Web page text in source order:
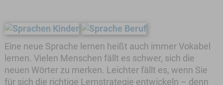
Eine neue Sprache lernen heißt auch immer Vokabel
lernen. Vielen Menschen fällt es schwer, sich die
neuen Wörter zu merken. Leichter fällt es, wenn Sie
für sich die richtige Lernstrategie entwickeln – denn